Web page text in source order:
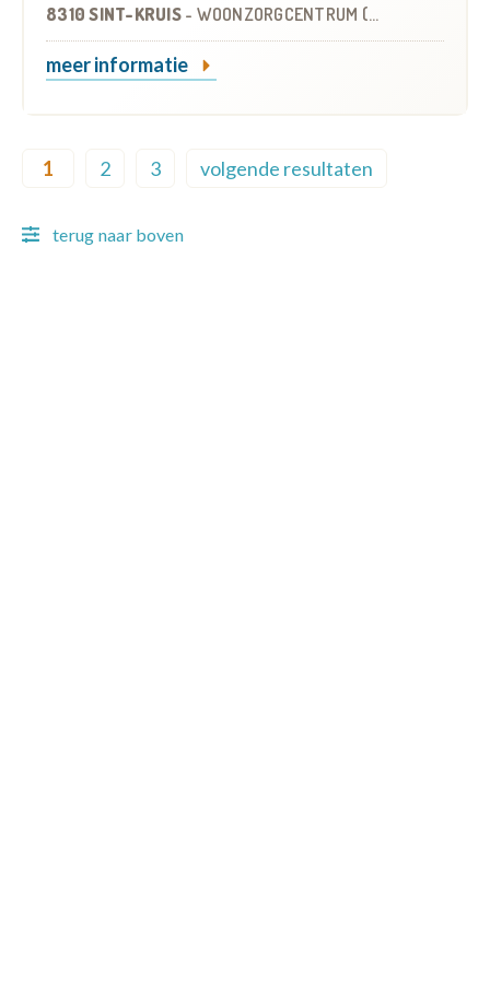
8310 SINT-KRUIS - WOONZORGCENTRUM (WZC)
meer informatie
1 2 3 volgende resultaten
terug naar boven